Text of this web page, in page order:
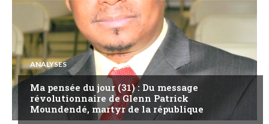
ANALYSES
Ma pensée du jour (31) : Du message
révolutionnaire de Glenn Patrick
Moundendé, martyr de la république